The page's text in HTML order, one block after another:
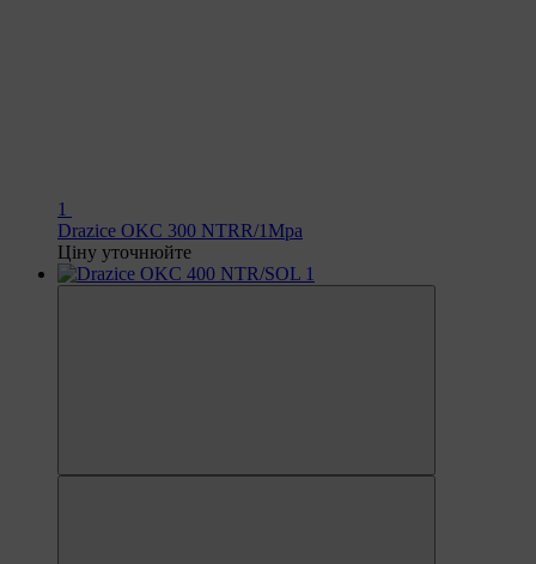
1
Drazice OKC 300 NTRR/1Mpa
Ціну уточнюйте